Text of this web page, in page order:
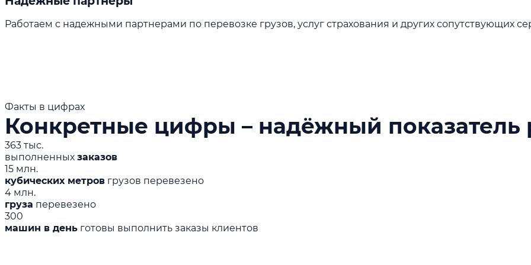
Работаем с надежными партнерами по перевозке грузов, услуг страхования и других сопутствующих
Факты в цифрах
Конкретные цифры – надёжный показатель
363 тыс.
выполненных заказов
15 млн.
кубических метров грузов перевезено
4 млн.
груза перевезено
300
машин в день готовы выполнить заказы клиентов